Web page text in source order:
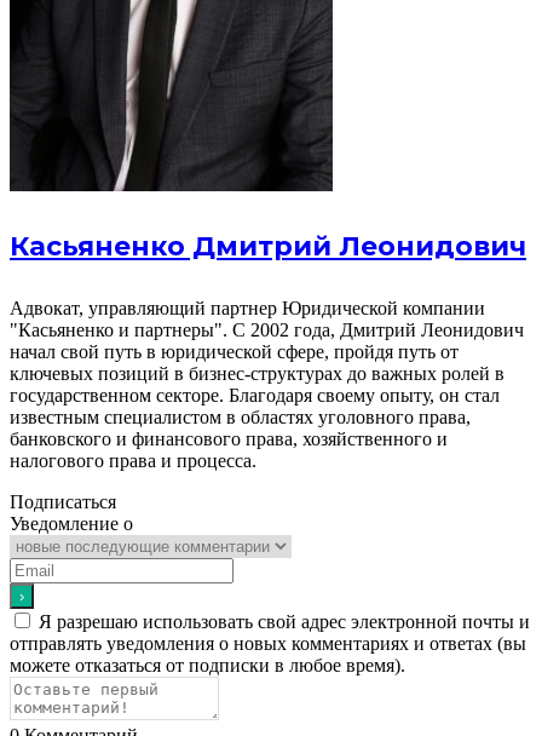
Касьяненко Дмитрий Леонидович
Адвокат, управляющий партнер Юридической компании
"Касьяненко и партнеры". С 2002 года, Дмитрий Леонидович
начал свой путь в юридической сфере, пройдя путь от
ключевых позиций в бизнес-структурах до важных ролей в
государственном секторе. Благодаря своему опыту, он стал
известным специалистом в областях уголовного права,
банковского и финансового права, хозяйственного и
налогового права и процесса.
Подписаться
Уведомление о
Я разрешаю использовать свой адрес электронной почты и
отправлять уведомления о новых комментариях и ответах (вы
можете отказаться от подписки в любое время).